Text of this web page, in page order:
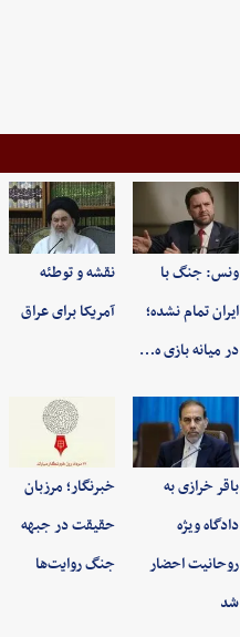
ونس: جنگ با
ایران تمام نشده؛
در میانه بازی ه…
نقشه و توطئه
آمریکا برای عراق
باقر خرازی به
دادگاه ویژه
روحانیت احضار
شد
خبرنگار؛ مرزبان
حقیقت در جبهه
جنگ روایت‌ها